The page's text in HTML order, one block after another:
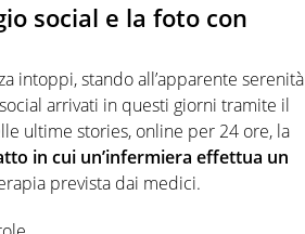
social e la foto con
intoppi, stando all’apparente serenità
arrivati in questi giorni tramite il
ultime stories, online per 24 ore, la
in cui un’infermiera effettua un
prevista dai medici.